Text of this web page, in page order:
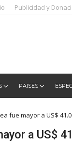
Publicidad y
PAISES
fue mayor a US$
a US$